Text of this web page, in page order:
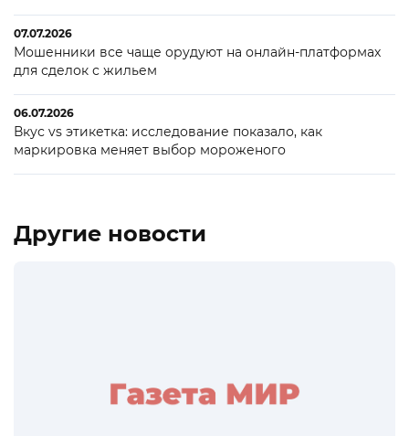
07.07.2026
Мошенники все чаще орудуют на онлайн-платформах
для сделок с жильем
06.07.2026
Вкус vs этикетка: исследование показало, как
маркировка меняет выбор мороженого
Другие новости